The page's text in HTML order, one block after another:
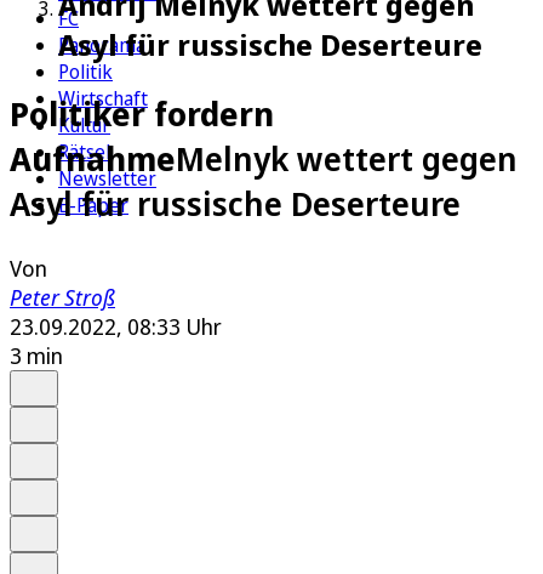
FC
Panorama
Politik
Wirtschaft
Kultur
Rätsel
Newsletter
E-Paper
Asyl für russische Deserteure
Politiker fordern
AufnahmeMelnyk wettert gegen
Asyl für russische Deserteure
Von
Peter Stroß
23.09.2022, 08:33 Uhr
3 min